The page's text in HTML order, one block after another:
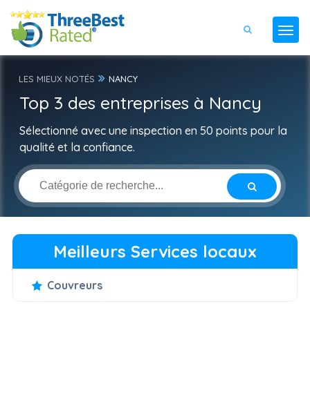
LES MIEUX NOTÉS NANCY
Top 3 des entreprises à Nancy
Sélectionné avec une inspection en 50 points pour la
qualité et la confiance.
Meilleurs Services locaux
Couvreurs